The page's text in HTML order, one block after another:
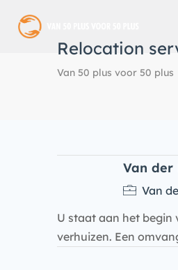
Relocation
Van 50 plus voor 50 plus
Van der
Van
U staat aan het begin
verhuizen. Een